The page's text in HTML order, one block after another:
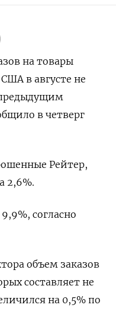
на товары
в августе не
в четверг
Рейтер,
2,6%.
согласно
объем заказов
составляет не
на 0,5% по